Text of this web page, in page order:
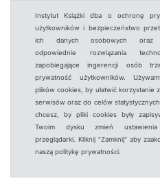
Instytut Książki dba o ochronę
użytkowników i bezpieczeństwo
ich danych osobowych oraz
odpowiednie rozwiązania
zapobiegające ingerencji osób
prywatność użytkowników.
plików cookies, by ułatwić korzystanie
serwisów oraz do celów
chcesz, by pliki cookies były
Twoim dysku zmień
przeglądarki. Kliknij "Zamknij" aby
naszą politykę prywatności.